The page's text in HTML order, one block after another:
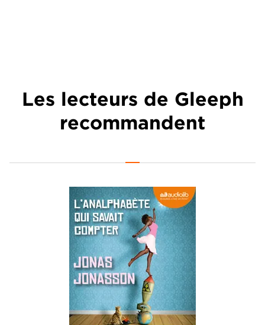
Les lecteurs de Gleeph
recommandent